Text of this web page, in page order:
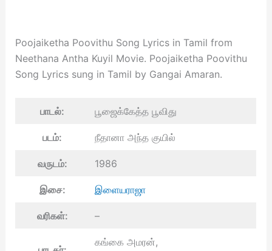
Poojaiketha Poovithu Song Lyrics in Tamil from
Neethana Antha Kuyil Movie. Poojaiketha Poovithu
Song Lyrics sung in Tamil by Gangai Amaran.
பாடல்: பூஜைக்கேத்த பூவிது
படம்: நீதானா அந்த குயில்
வருடம்: 1986
இசை: இளையராஜா
வரிகள்: –
கங்கை அமரன்,